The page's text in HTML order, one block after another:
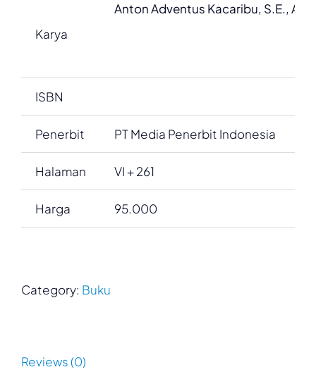
Karya
Anton Adventus Kacaribu, S.E., AK,
ISBN
Penerbit PT Media Penerbit Indonesia
Halaman VI + 261
Harga 95.000
Category: Buku
Reviews (0)